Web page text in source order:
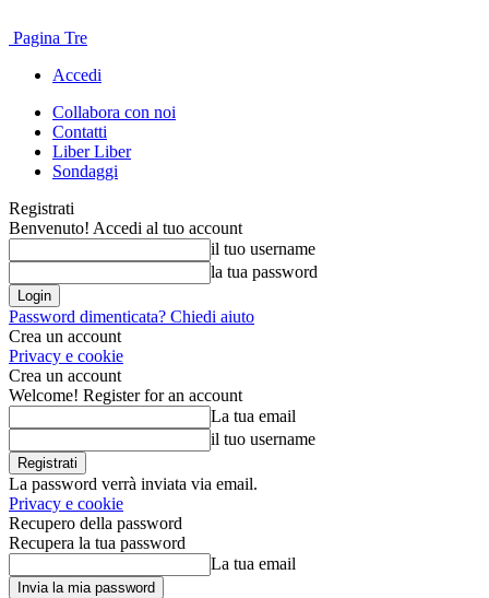
Pagina Tre
Accedi
Collabora con noi
Contatti
Liber Liber
Sondaggi
Registrati
Benvenuto! Accedi al tuo account
il tuo username
la tua password
Password dimenticata? Chiedi aiuto
Crea un account
Privacy e cookie
Crea un account
Welcome! Register for an account
La tua email
il tuo username
La password verrà inviata via email.
Privacy e cookie
Recupero della password
Recupera la tua password
La tua email